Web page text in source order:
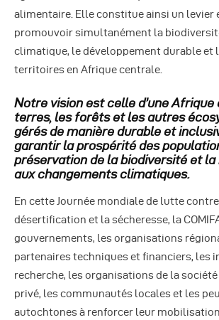
alimentaire. Elle constitue ainsi un levier
promouvoir simultanément la
climatique, le développement durable et
territoires en Afrique centrale.
Notre vision est celle d’une
terres, les forêts et les autres
gérés de manière durable et
garantir la prospérité des
préservation de la biodiversité et
aux changements climatiques.
En cette Journée mondiale de lutte
désertification et la sécheresse, la
gouvernements, les organisations
partenaires techniques et financiers, les
recherche, les organisations de la
privé, les communautés locales et les
autochtones à renforcer leur